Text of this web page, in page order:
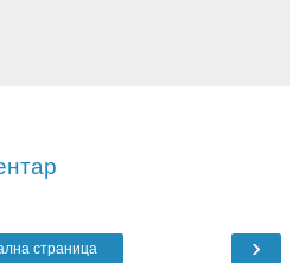
›
страница